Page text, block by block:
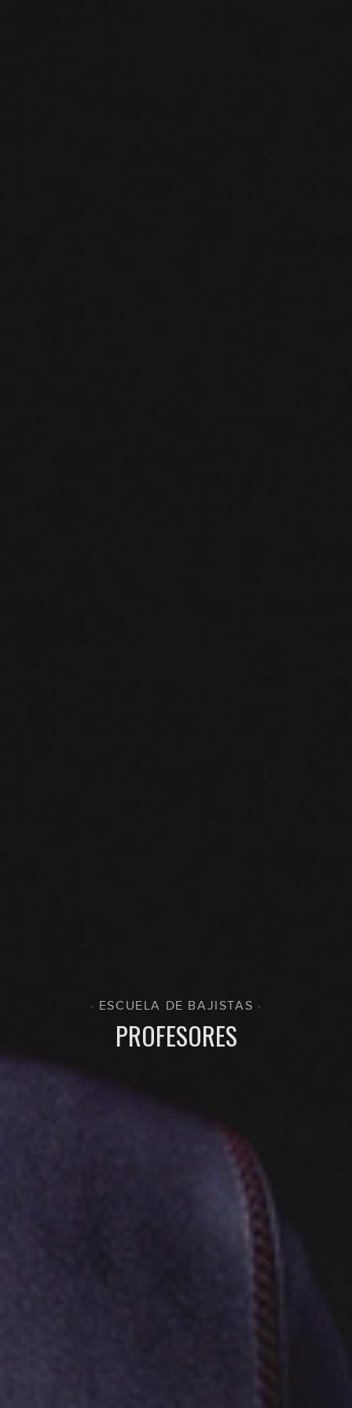
· ESCUELA DE BAJISTAS ·
PROFESORES